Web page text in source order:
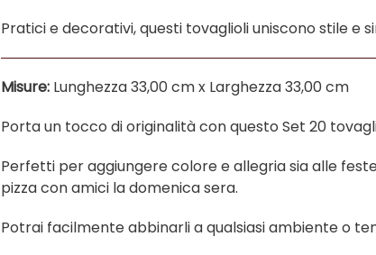
Pratici e decorativi, questi tovaglioli uniscono stile
Misure:Lunghezza 33,00 cm x Larghezza 33,00 cm
Porta un tocco di originalità con questo Set 20
Perfetti per aggiungere colore e allegria sia alle
pizza con amici la domenica sera.
Potrai facilmente abbinarli a qualsiasi ambiente o